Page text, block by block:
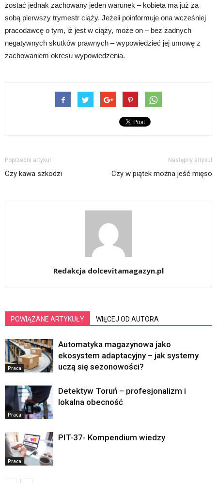
zostać jednak zachowany jeden warunek – kobieta ma już za
sobą pierwszy trymestr ciąży. Jeżeli poinformuje ona wcześniej
pracodawcę o tym, iż jest w ciąży, może on – bez żadnych
negatywnych skutków prawnych – wypowiedzieć jej umowę z
zachowaniem okresu wypowiedzenia.
Poprzedni artykuł
Czy kawa szkodzi
Następny artykuł
Czy w piątek można jeść mięso
Redakcja dolcevitamagazyn.pl
POWIĄZANE ARTYKUŁY WIĘCEJ OD AUTORA
Praca
Automatyka magazynowa jako
ekosystem adaptacyjny – jak systemy
uczą się sezonowości?
Praca
Detektyw Toruń – profesjonalizm i
lokalna obecność
Praca
PIT-37- Kompendium wiedzy